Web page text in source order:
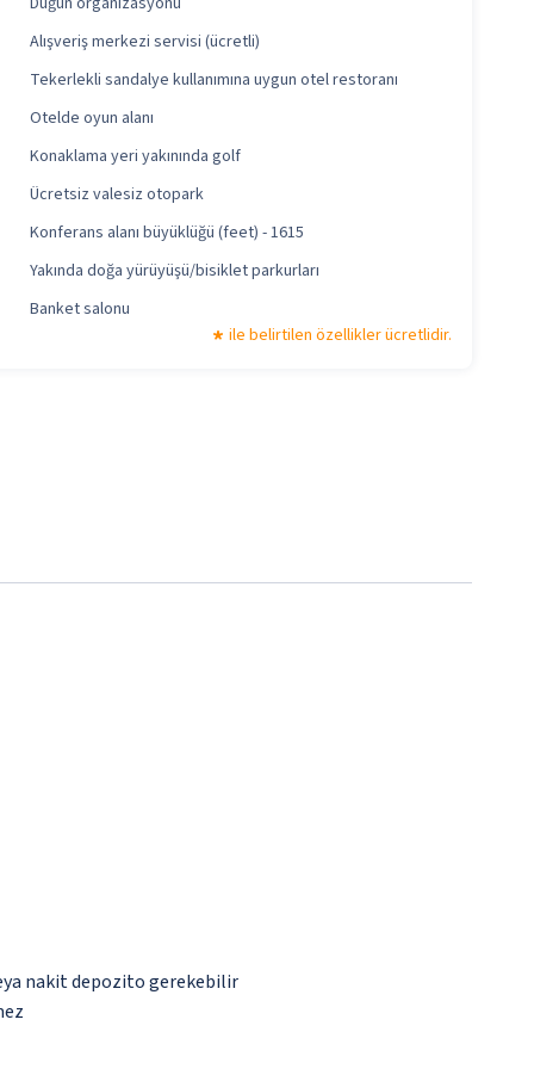
Alışveriş merkezi servisi (ücretli)
Tekerlekli sandalye kullanımına uygun otel restoranı
Otelde oyun alanı
Konaklama yeri yakınında golf
Ücretsiz valesiz otopark
Konferans alanı büyüklüğü (feet) - 1615
Yakında doğa yürüyüşü/bisiklet parkurları
Banket salonu
ile belirtilen özellikler ücretlidir.
nakit depozito gerekebilir